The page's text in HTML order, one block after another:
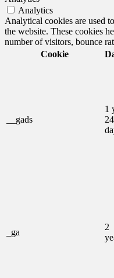
Analytics
Analytical cookies are used
the website. These cookies
number of visitors, bounce
Cookie
__gads
1
24
_ga
2